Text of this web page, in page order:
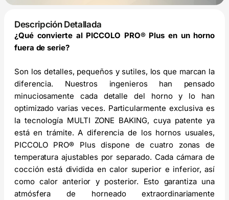
Descripción Detallada
¿Qué convierte al PICCOLO PRO® Plus en un horno
fuera de serie?
Son los detalles, pequeños y sutiles, los que marcan la
diferencia. Nuestros ingenieros han pensado
minuciosamente cada detalle del horno y lo han
optimizado varias veces. Particularmente exclusiva es
la tecnología MULTI ZONE BAKING, cuya patente ya
está en trámite. A diferencia de los hornos usuales,
PICCOLO PRO® Plus dispone de cuatro zonas de
temperatura ajustables por separado. Cada cámara de
cocción está dividida en calor superior e inferior, así
como calor anterior y posterior. Esto garantiza una
atmósfera de horneado extraordinariamente